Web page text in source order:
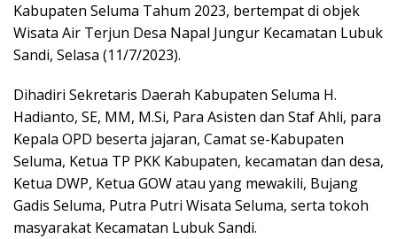
Kabupaten Seluma Tahum 2023, bertempat di objek
Wisata Air Terjun Desa Napal Jungur Kecamatan Lubuk
Sandi, Selasa (11/7/2023).
Dihadiri Sekretaris Daerah Kabupaten Seluma H.
Hadianto, SE, MM, M.Si, Para Asisten dan Staf Ahli, para
Kepala OPD beserta jajaran, Camat se-Kabupaten
Seluma, Ketua TP PKK Kabupaten, kecamatan dan desa,
Ketua DWP, Ketua GOW atau yang mewakili, Bujang
Gadis Seluma, Putra Putri Wisata Seluma, serta tokoh
masyarakat Kecamatan Lubuk Sandi.